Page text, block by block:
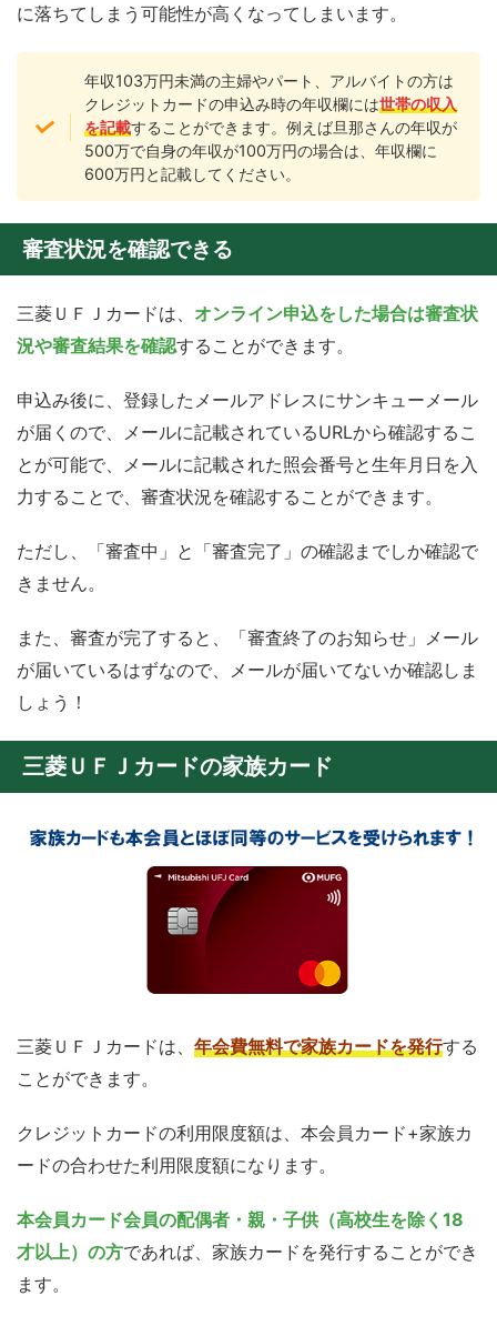
に落ちてしまう可能性が高くなってしまいます。
年収103万円未満の主婦やパート、アルバイトの方は
クレジットカードの申込み時の年収欄には世帯の収入
を記載することができます。例えば旦那さんの年収が
500万で自身の年収が100万円の場合は、年収欄に
600万円と記載してください。
審査状況を確認できる
三菱ＵＦＪカードは、 オンライン申込をした場合は審査状
況や審査結果を確認することができます。
申込み後に、登録したメールアドレスにサンキューメール
が届くので、メールに記載されているURLから確認するこ
とが可能で、メールに記載された照会番号と生年月日を入
力することで、審査状況を確認することができます。
ただし、「審査中」と「審査完了」の確認までしか確認で
きません。
また、審査が完了すると、「審査終了のお知らせ」メール
が届いているはずなので、メールが届いてないか確認しま
しょう！
三菱ＵＦＪカードの家族カード
三菱ＵＦＪカードは、 年会費無料で家族カードを発行する
ことができます。
クレジットカードの利用限度額は、本会員カード+家族カ
ードの合わせた利用限度額になります。
本会員カード会員の配偶者・親・子供（高校生を除く18
才以上）の方であれば、家族カードを発行することができ
ます。